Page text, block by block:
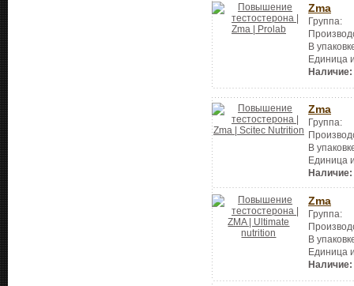
Zma
Группа:
В
Единица
Наличие:
Zma
Группа:
В
Единица
Наличие:
Zma
Группа:
В
Единица
Наличие: